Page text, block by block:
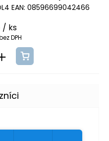
EAN: 08596699042466
/ ks
DPH